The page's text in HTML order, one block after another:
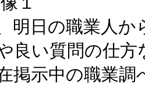
明日の職業人か
良い質問の仕
掲示中の職業調